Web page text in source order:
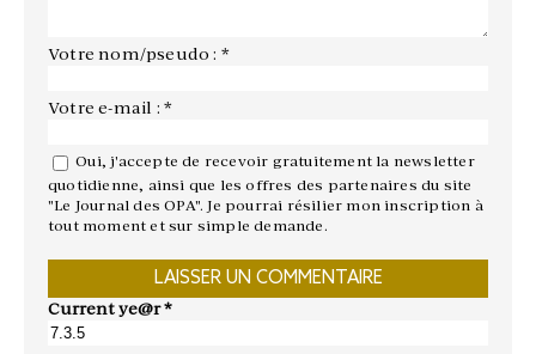
Votre nom/pseudo : *
Votre e-mail : *
Oui, j'accepte de recevoir gratuitement la newsletter
quotidienne, ainsi que les offres des partenaires du site
"Le Journal des OPA". Je pourrai résilier mon inscription à
tout moment et sur simple demande.
Current ye@r*